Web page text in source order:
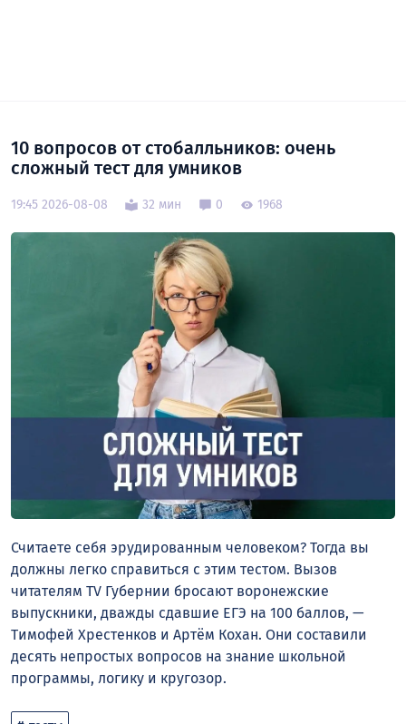
10 вопросов от стобалльников: очень
сложный тест для умников
19:45 2026-08-08 32 мин 0 1968
Считаете себя эрудированным человеком? Тогда вы
должны легко справиться с этим тестом. Вызов
читателям TV Губернии бросают воронежские
выпускники, дважды сдавшие ЕГЭ на 100 баллов, —
Тимофей Хрестенков и Артём Кохан. Они составили
десять непростых вопросов на знание школьной
программы, логику и кругозор.